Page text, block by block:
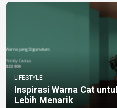
LIFESTYLE
Inspirasi Warna Cat
Lebih Menarik